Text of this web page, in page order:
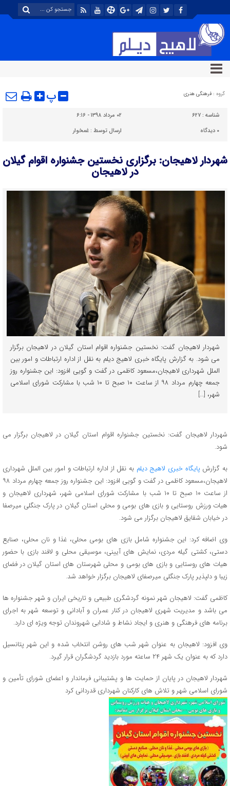
گروه : فرهنگی هنری پ
شناسه : ۶۲۷
۰۲ مرداد ۱۳۹۸ - ۶:۱۶
۰ دیدگاه ارسال توسط :غمخوار
شهردار لاهیجان: برگزاری نخستین جشنواره اقوام گیلان
در لاهیجان
شهردار لاهیجان گفت: نخستین جشنواره اقوام استان گیلان در لاهیجان برگزار
می شود. به گزارش پایگاه خبری لاهیج دیلم به نقل از اداره ارتباطات و امور بین
الملل شهرداری لاهیجان،مسعود کاظمی در گفت و گویی افزود: این جشنواره روز
جمعه چهارم مرداد ۹۸ از ساعت ۱۰ صبح تا ۱۰ شب با مشارکت شورای اسلامی
شهر، […]
شهردار لاهیجان گفت: نخستین جشنواره اقوام استان گیلان در لاهیجان برگزار می
شود.
به گزارشپایگاه خبری لاهیج دیلم به نقل از اداره ارتباطات و امور بین الملل شهرداری
لاهیجان،مسعود کاظمی در گفت و گویی افزود: این جشنواره روز جمعه چهارم مرداد ۹۸
از ساعت ۱۰ صبح تا ۱۰ شب با مشارکت شورای اسلامی شهر، شهرداری لاهیجان و
هیات ورزش روستایی و بازی های بومی و محلی استان گیلان در پارک جنگلی میرصفا
در خیابان شقایق لاهیجان برگزار می شود.
وی اضافه کرد: این جشنواره شامل بازی های بومی محلی، غذا و نان محلی، صنایع
دستی، کشتی گیله مردی، نمایش های آیینی، موسیقی محلی و لافند بازی با حضور
هیات های روستایی و بازی های بومی و محلی شهرستان های استان گیلان در فضای
زیبا و دلپذیر پارک جنگلی میرصفای لاهیجان برگزار خواهد شد.
کاظمی گفت: لاهیجان شهر نمونه گردشگری طبیعی و تاریخی ایران و شهر جشنواره ها
می باشد و مدیریت شهری لاهیجان در کنار عمران و آبادانی و توسعه شهر به اجرای
برنامه های فرهنگی و هنری و ایجاد نشاط و شادابی شهروندان توجه ویژه ای دارد.
وی افزود: لاهیجان به عنوان شهر شب های روشن انتخاب شده و این شهر پتانسیل
دارد که به عنوان یک شهر ۲۴ ساعته مورد بازدید گردشگران قرار گیرد.
شهردار لاهیجان در پایان از حمایت ها و پشتیبانی فرماندار و اعضای شورای تأمین و
شورای اسلامی شهر و تلاش های کارکنان شهرداری قدردانی کرد